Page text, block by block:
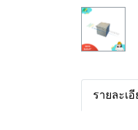
รายละเ